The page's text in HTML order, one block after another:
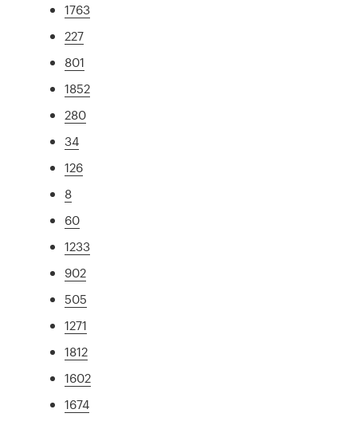
1763
227
801
1852
280
34
126
8
60
1233
902
505
1271
1812
1602
1674